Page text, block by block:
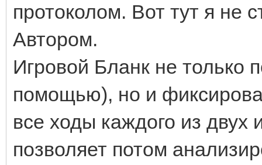
протоколом. Вот тут я не
Автором.
Игровой Бланк не только
помощью), но и
все ходы каждого из двух
позволяет потом